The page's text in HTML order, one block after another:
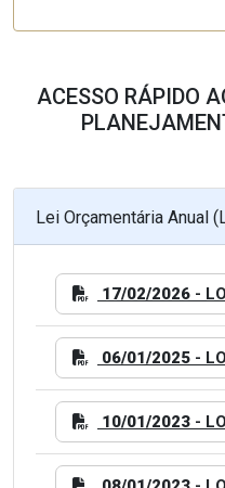
ACESSO RÁPIDO
Lei Orçamentária Anual
17/02/2026 -
06/01/2025 -
10/01/2023 -